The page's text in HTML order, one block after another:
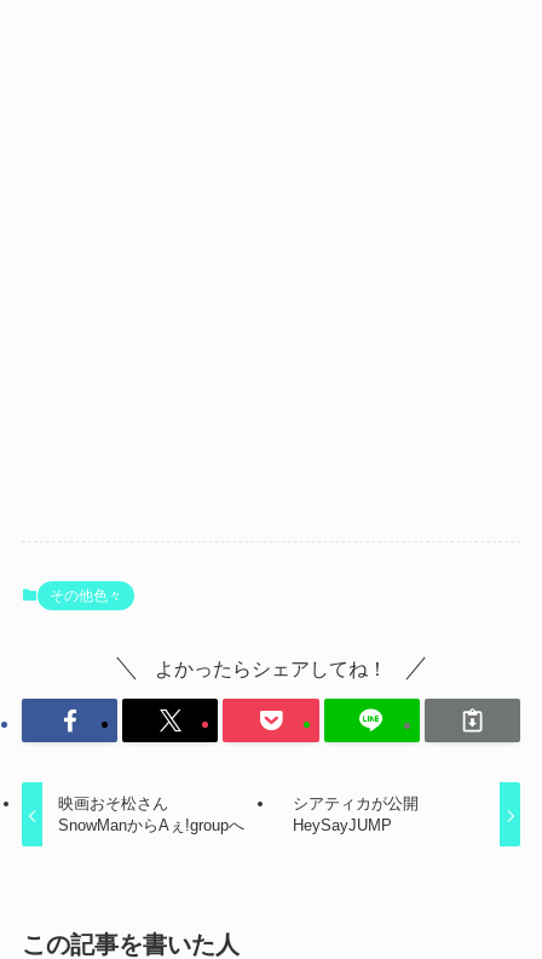
その他色々
よかったらシェアしてね！
映画おそ松さん
SnowManからAぇ!groupへ
シアティカが公開
HeySayJUMP
この記事を書いた人